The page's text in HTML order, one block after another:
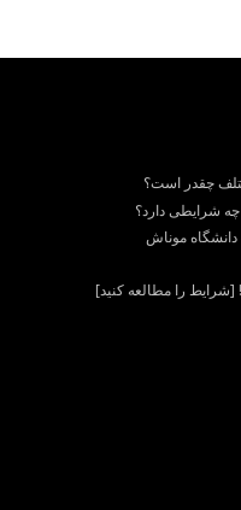
چقدر است؟
چه شرایطی دارد؟
دانشگاه موناش
[شرایط را مطالعه کنید]